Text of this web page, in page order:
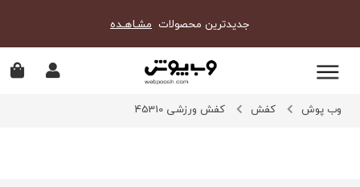
جدیدترین محصولات مشـاهـده
وب پوش کفش کفش ورزشی 45310